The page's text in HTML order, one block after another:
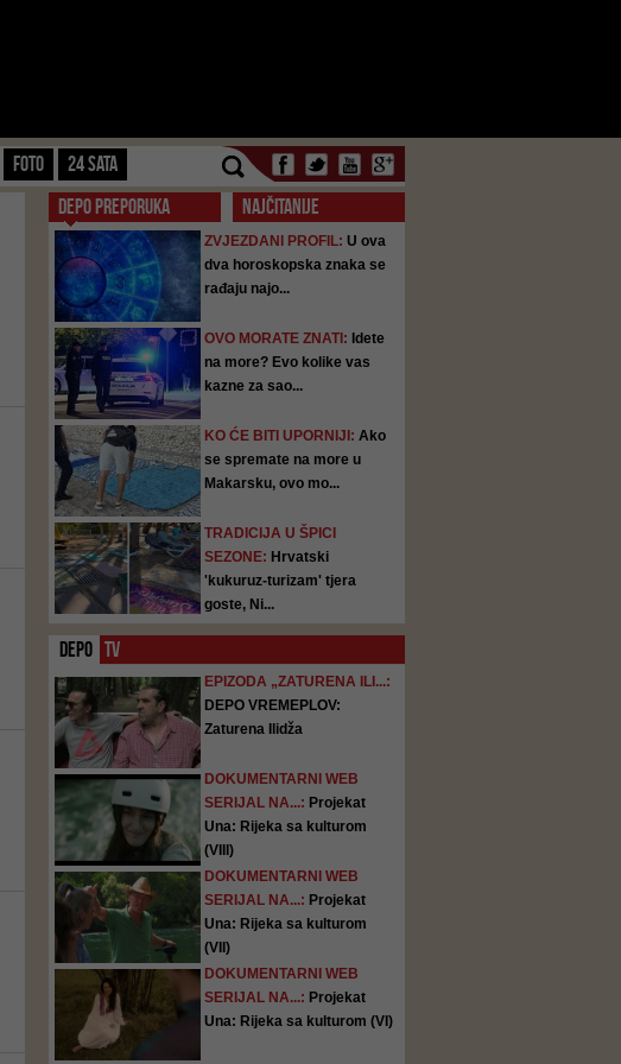
FOTO 24 SATA
DEPO PREPORUKA NAJČITANIJE
ZVJEZDANI PROFIL: U ova
dva horoskopska znaka se
rađaju najo...
OVO MORATE ZNATI: Idete
na more? Evo kolike vas
kazne za sao...
KO ĆE BITI UPORNIJI: Ako
se spremate na more u
Makarsku, ovo mo...
TRADICIJA U ŠPICI
SEZONE: Hrvatski
'kukuruz-turizam' tjera
goste, Ni...
DEPO TV
EPIZODA „ZATURENA ILI...:
DEPO VREMEPLOV:
Zaturena Ilidža
DOKUMENTARNI WEB
SERIJAL NA...: Projekat
Una: Rijeka sa kulturom
(VIII)
DOKUMENTARNI WEB
SERIJAL NA...: Projekat
Una: Rijeka sa kulturom
(VII)
DOKUMENTARNI WEB
SERIJAL NA...: Projekat
Una: Rijeka sa kulturom (VI)